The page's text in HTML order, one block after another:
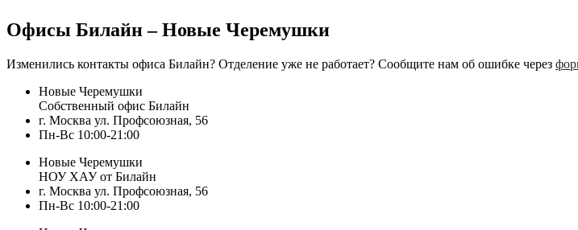
Офисы Билайн – Новые Черемушки
Изменились контакты офиса Билайн? Отделение уже не работает? Сообщите нам об ошибке через
Новые Черемушки
Собственный офис Билайн
г. Москва ул. Профсоюзная, 56
Пн-Вс 10:00-21:00
Новые Черемушки
НОУ ХАУ от Билайн
г. Москва ул. Профсоюзная, 56
Пн-Вс 10:00-21:00